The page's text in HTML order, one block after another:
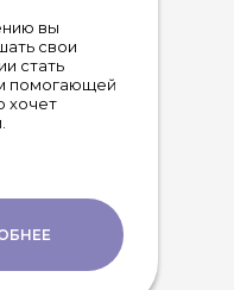
вы
свои
стать
помогающей
хочет